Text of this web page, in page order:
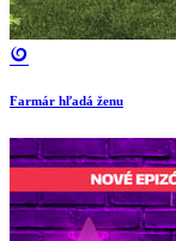
Farmár hľadá ženu